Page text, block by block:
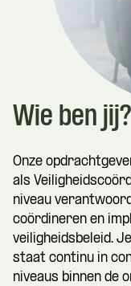
Wie ben jij?
Onze
als
niveau
coördineren en
veiligheidsbeleid.
staat continu in
niveaus binnen de